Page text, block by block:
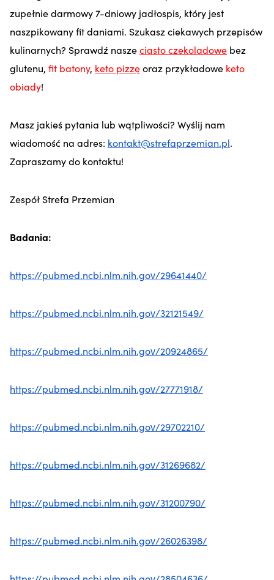
zupełnie darmowy 7-dniowy jadłospis, który jest
naszpikowany fit daniami. Szukasz ciekawych przepisów
kulinarnych? Sprawdź naszeciasto czekoladowe bez
glutenu, fit batony, keto pizzęoraz przykładowe keto
obiady!
Masz jakieś pytania lub wątpliwości? Wyślij nam
wiadomość na adres: kontakt@strefaprzemian.pl.
Zapraszamy do kontaktu!
Zespół Strefa Przemian
Badania:
https://pubmed.ncbi.nlm.nih.gov/29641440/
https://pubmed.ncbi.nlm.nih.gov/32121549/
https://pubmed.ncbi.nlm.nih.gov/20924865/
https://pubmed.ncbi.nlm.nih.gov/27771918/
https://pubmed.ncbi.nlm.nih.gov/29702210/
https://pubmed.ncbi.nlm.nih.gov/31269682/
https://pubmed.ncbi.nlm.nih.gov/31200790/
https://pubmed.ncbi.nlm.nih.gov/26026398/